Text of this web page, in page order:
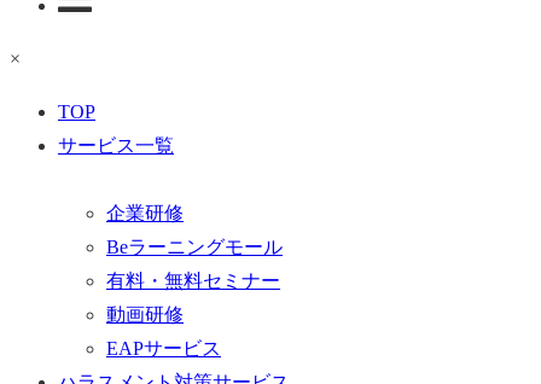
×
TOP
サービス一覧
企業研修
Beラーニングモール
有料・無料セミナー
動画研修
EAPサービス